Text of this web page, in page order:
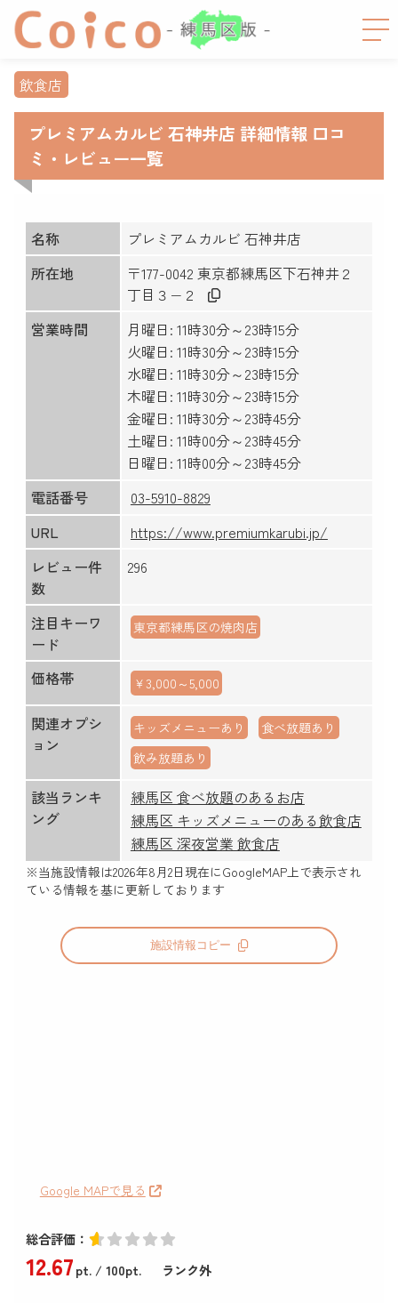
飲食店
プレミアムカルビ 石神井店 詳細情報 口コ
ミ・レビュー一覧
名称
プレミアムカルビ 石神井店
所在地
〒177-0042 東京都練馬区下石神井２
丁目３−２
営業時間
月曜日: 11時30分～23時15分
火曜日: 11時30分～23時15分
水曜日: 11時30分～23時15分
木曜日: 11時30分～23時15分
金曜日: 11時30分～23時45分
土曜日: 11時00分～23時45分
日曜日: 11時00分～23時45分
電話番号
03-5910-8829
URL
https://www.premiumkarubi.jp/
レビュー件
数
296
注目キーワ
ード
東京都練馬区の焼肉店
価格帯 ￥3,000～5,000
関連オプシ
ョン
キッズメニューあり
食べ放題あり
飲み放題あり
該当ランキ
ング
練馬区 食べ放題のあるお店
練馬区 キッズメニューのある飲食店
練馬区 深夜営業 飲食店
※当施設情報は2026年8月2日現在にGoogleMAP上で表示され
ている情報を基に更新しております
施設情報コピー
Google MAPで見る
総合評価：
12.67pt./ 100pt. ランク外